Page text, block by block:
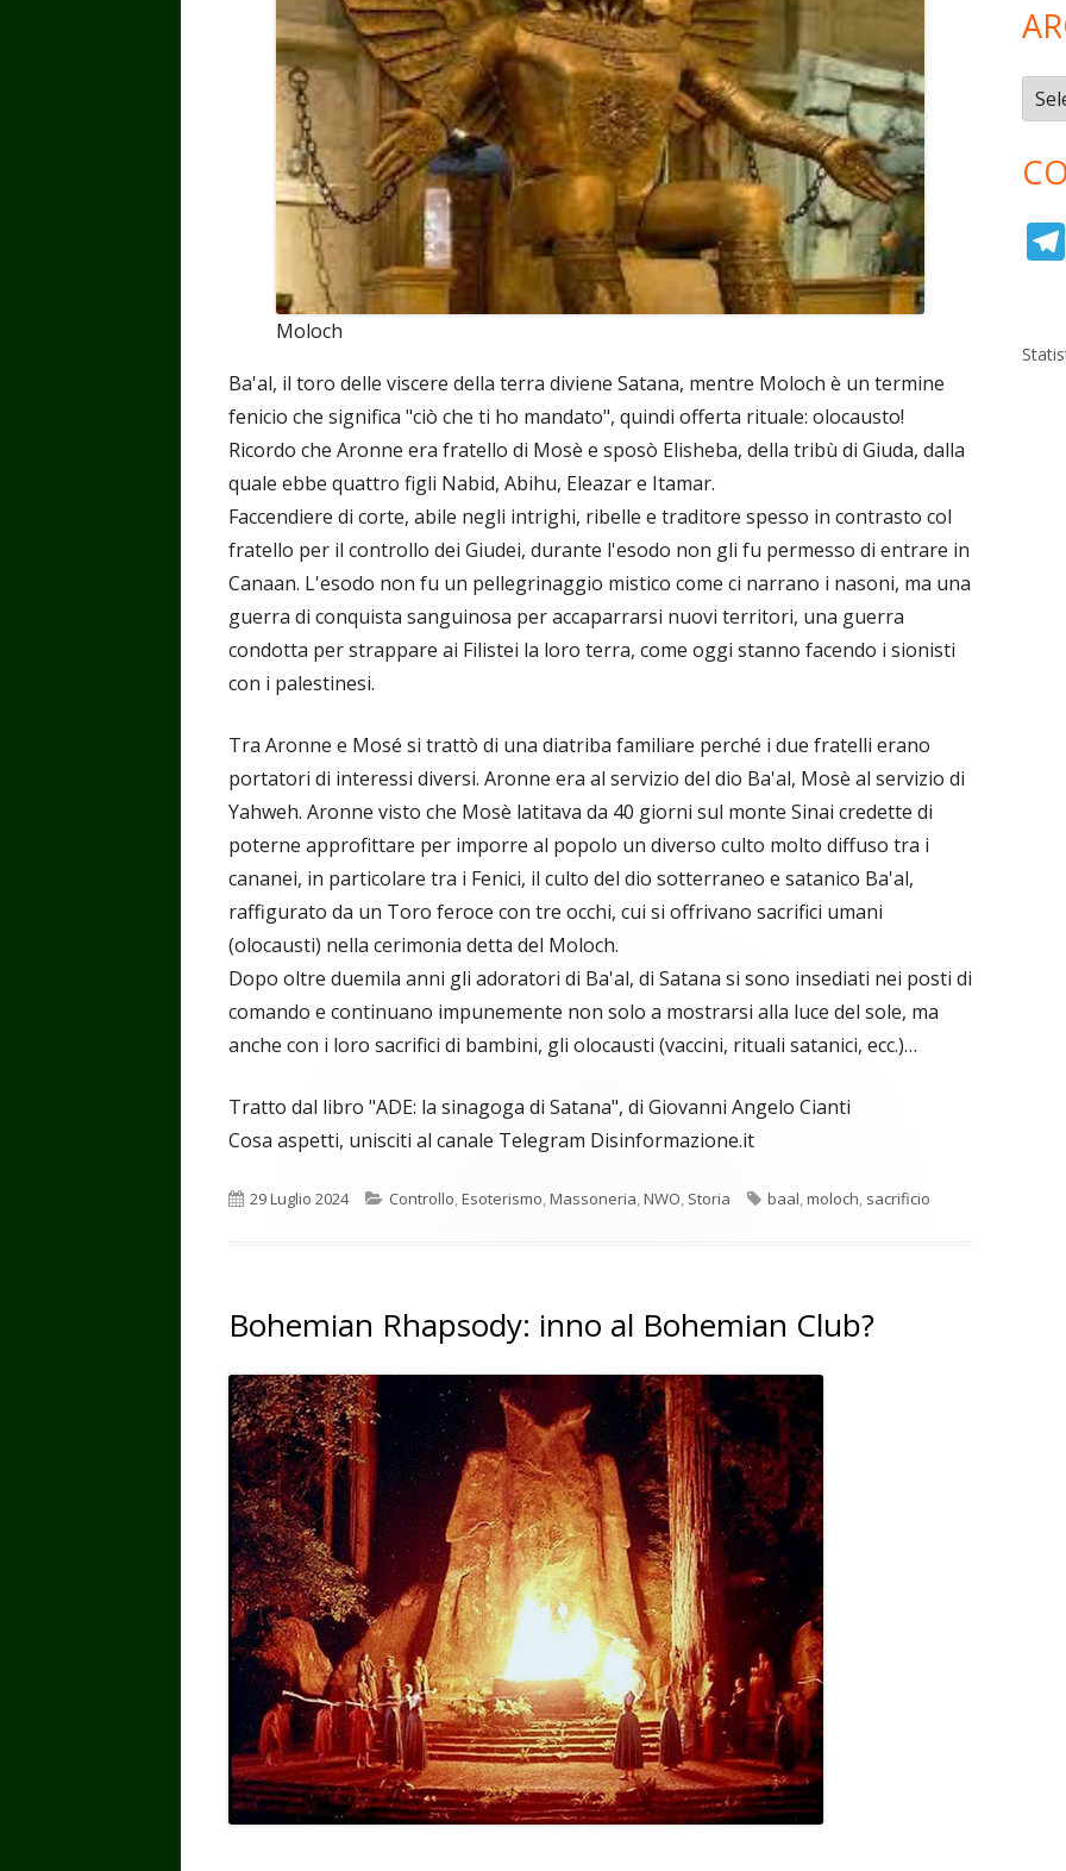
Moloch
Ba'al, il toro delle viscere della terra diviene Satana, mentre Moloch è un termine
fenicio che significa "ciò che ti ho mandato", quindi offerta rituale: olocausto!
Ricordo che Aronne era fratello di Mosè e sposò Elisheba, della tribù di Giuda, dalla
quale ebbe quattro figli Nabid, Abihu, Eleazar e Itamar.
Faccendiere di corte, abile negli intrighi, ribelle e traditore spesso in contrasto col
fratello per il controllo dei Giudei, durante l'esodo non gli fu permesso di entrare in
Canaan. L'esodo non fu un pellegrinaggio mistico come ci narrano i nasoni, ma una
guerra di conquista sanguinosa per accaparrarsi nuovi territori, una guerra
condotta per strappare ai Filistei la loro terra, come oggi stanno facendo i sionisti
con i palestinesi.
Tra Aronne e Mosé si trattò di una diatriba familiare perché i due fratelli erano
portatori di interessi diversi. Aronne era al servizio del dio Ba'al, Mosè al servizio di
Yahweh. Aronne visto che Mosè latitava da 40 giorni sul monte Sinai credette di
poterne approfittare per imporre al popolo un diverso culto molto diffuso tra i
cananei, in particolare tra i Fenici, il culto del dio sotterraneo e satanico Ba'al,
raffigurato da un Toro feroce con tre occhi, cui si offrivano sacrifici umani
(olocausti) nella cerimonia detta del Moloch.
Dopo oltre duemila anni gli adoratori di Ba'al, di Satana si sono insediati nei posti di
comando e continuano impunemente non solo a mostrarsi alla luce del sole, ma
anche con i loro sacrifici di bambini, gli olocausti (vaccini, rituali satanici, ecc.)…
Tratto dal libro "ADE: la sinagoga di Satana", di Giovanni Angelo Cianti
Cosa aspetti, unisciti al canale Telegram Disinformazione.it
Pubblicato
29 Luglio 2024 Categorie
Controllo,Esoterismo,Massoneria,NWO, Storia Tag
baal,moloch, sacrificio
Bohemian Rhapsody: inno al Bohemian Club?